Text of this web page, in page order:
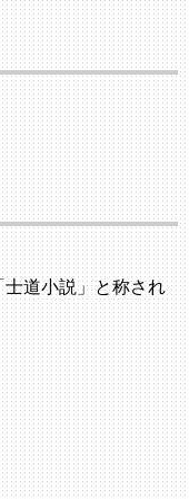
道小説」と称され